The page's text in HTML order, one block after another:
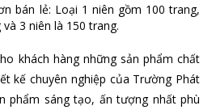
bán lẻ: Loại 1 niên gồm 100 trang,
3 niên là 150 trang.
khách hàng những sản phẩm chất
kế chuyên nghiệp của Trường Phát
phẩm sáng tạo, ấn tượng nhất phù